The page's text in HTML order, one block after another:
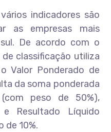
indicadores são
as empresas mais
De acordo com o
classificação utiliza
Valor Ponderado de
da soma ponderada
peso de 50%),
Resultado Líquido
de 10%.